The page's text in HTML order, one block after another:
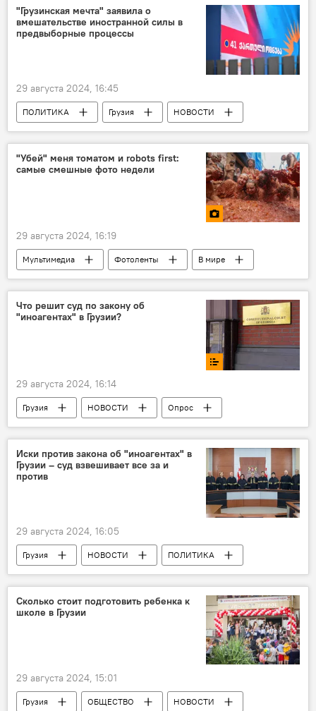
Кахети Убийство
"Грузинская мечта" заявила о
вмешательстве иностранной силы в
предвыборные процессы
29 августа 2024, 16:45
ПОЛИТИКА Грузия
НОВОСТИ
Грузинская мечта - демократическая Грузия
NDI
Дания
Михаил Саакашвили
Хатия Деканоидзе
"Убей" меня томатом и robots first:
самые смешные фото недели
29 августа 2024, 16:19
Мультимедиа Фотоленты
В мире
новости в фотографиях
Что решит суд по закону об
"иноагентах" в Грузии?
29 августа 2024, 16:14
Грузия НОВОСТИ
Опрос
Опрос на сайте
Опрос Sputnik Грузия
Иски против закона об "иноагентах" в
Грузии – суд взвешивает все за и
против
29 августа 2024, 16:05
Грузия НОВОСТИ
ПОЛИТИКА
Конституционный суд Грузии
Саломе Зурабишвили
США
НАТО
Закон об "иноагентах"
Грузия - Евросоюз
Сколько стоит подготовить ребенка к
школе в Грузии
29 августа 2024, 15:01
Грузия ОБЩЕСТВО НОВОСТИ